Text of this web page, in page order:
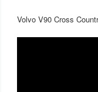
Volvo V90 Cross